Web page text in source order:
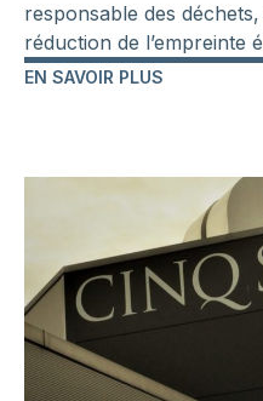
responsable des
réduction de l’empreinte
EN SAVOIR PLUS